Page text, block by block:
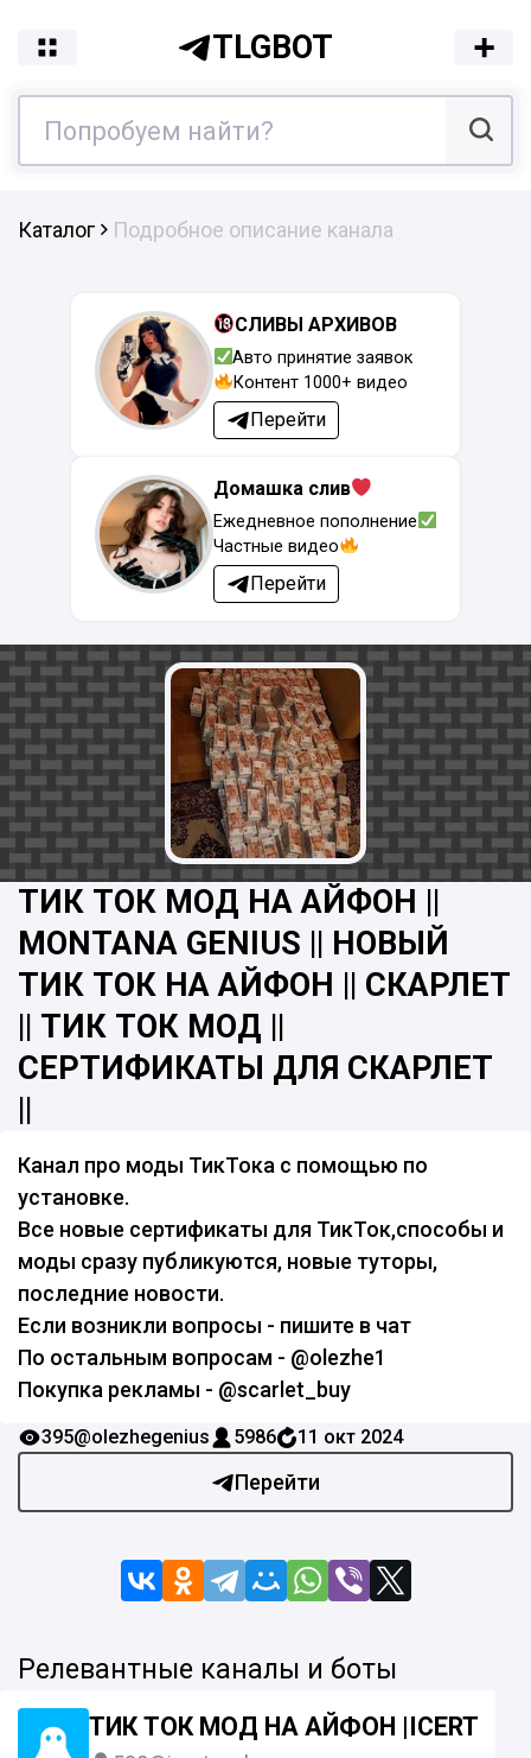
TLGBOT
Каталог Подробное описание канала
СЛИВЫ АРХИВОВ
Авто принятие заявок
Контент 1000+ видео
Перейти
Домашка слив
Ежедневное пополнение
Частные видео
Перейти
ТИК ТОК МОД НА АЙФОН ||
MONTANA GENIUS || НОВЫЙ
ТИК ТОК НА АЙФОН || СКАРЛЕТ
|| ТИК ТОК МОД ||
СЕРТИФИКАТЫ ДЛЯ СКАРЛЕТ
||
Канал про моды ТикТока с помощью по
установке.
Все новые сертификаты для ТикТок,способы и
моды сразу публикуются, новые туторы,
последние новости.
Если возникли вопросы - пишите в чат
По остальным вопросам - @olezhe1
Покупка рекламы - @scarlet_buy
Перейти
395@olezhegenius 5986 11 окт 2024
Релевантные каналы и боты
ТИК ТОК МОД НА АЙФОН |ICERT||